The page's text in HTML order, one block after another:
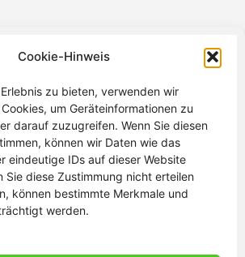
Cookie-Hinweis
zu bieten, verwenden wir
um Geräteinformationen zu
darauf zuzugreifen. Wenn Sie diesen
können wir Daten wie das
eindeutige IDs auf dieser Website
Sie diese Zustimmung nicht erteilen
können bestimmte Merkmale und
werden.
Kontakt
Impressum
Datenschutz